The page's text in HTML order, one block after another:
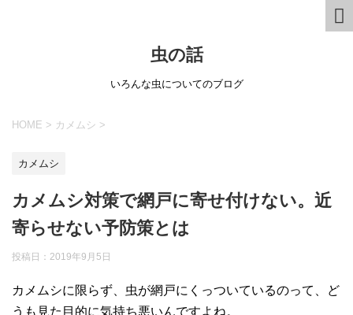
虫の話
いろんな虫についてのブログ
HOME > カメムシ >
カメムシ
カメムシ対策で網戸に寄せ付けない。近
寄らせない予防策とは
投稿日： 2019年9月5日
カメムシに限らず、虫が網戸にくっついているのって、ど
うも見た目的に気持ち悪いんですよね。